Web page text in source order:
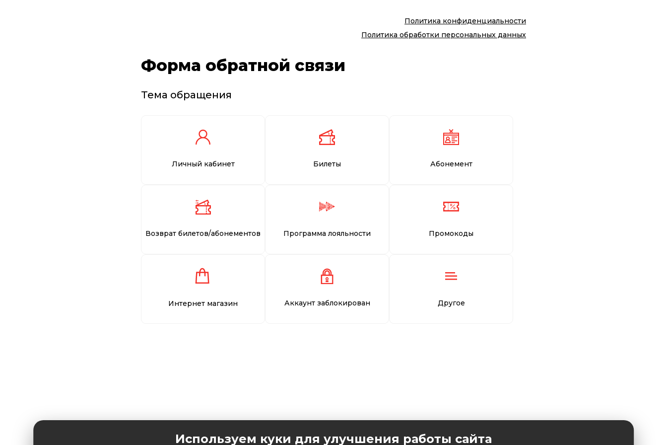
Политика конфиденциальности
Политика обработки персональных данных
Форма обратной связи
Тема обращения
Личный кабинет Билеты Абонемент
Возврат билетов/абонементов Программа лояльности Промокоды
Интернет магазин Аккаунт заблокирован Другое
Используем куки для улучшения работы сайта